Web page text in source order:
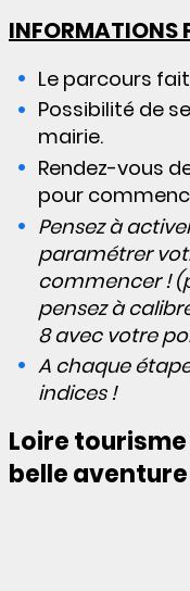
INFORMATIONS
Le parcours
Possibilité de
mairie.
Rendez-vous
pour
Pensez à
paramétrer
commencer !
pensez à
8 avec votre
A chaque
indices !
Loire
belle